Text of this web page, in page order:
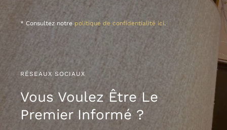
* Consultez notre politique de confidentialité ici.
RÉSEAUX SOCIAUX
Vous Voulez Être Le
Premier Informé ?